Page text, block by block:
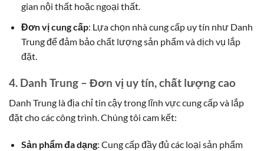
gian nội thất hoặc ngoại thất.
Đơn vị cung cấp: Lựa chọn nhà cung cấp uy tín như Danh
Trung để đảm bảo chất lượng sản phẩm và dịch vụ lắp
đặt.
4. Danh Trung – Đơn vị uy tín, chất lượng cao
Danh Trung là địa chỉ tin cậy trong lĩnh vực cung cấp và lắp
đặt cho các công trình. Chúng tôi cam kết:
Sản phẩm đa dạng: Cung cấp đầy đủ các loại sản phẩm